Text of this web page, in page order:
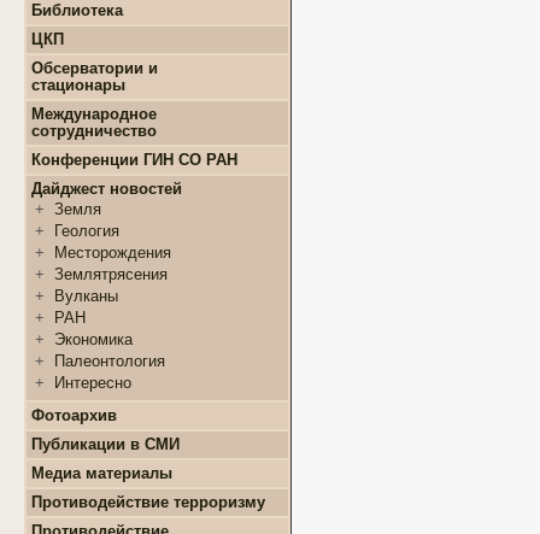
+ ФЦП "ЖИЛИЩЕ"
+ Популяризация науки
+ Информация для
поступающих
+ Поступление в ВУЗ
онлайн
+ Аттестация аспирантов
+ Личные кабинеты
аспирантов
+
Нормативные документы
+
Полезные ссылки
Библиотека
ЦКП
+
+ Оборудование
+
образцов
+ Документы
Обсерватории и
стационары
+
+ Обсерватории
+
Стационары
+
Контакты
Международное
сотрудничество
Конференции ГИН СО РАН
Дайджест новостей
+ Земля
+
Геология
+
Месторождения
+ Землятрясения
+
Вулканы
+
РАН
+
Экономика
+
Палеонтология
+
Интересно
Фотоархив
Публикации в СМИ
Медиа материалы
Противодействие терроризму